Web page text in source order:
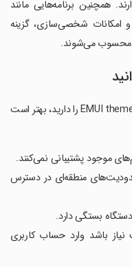
و امکانات شخصی‌سازی، گزینه
محسوب می‌شوند.
اگر قصد استفاده از EMUI themes for Huawei & Honor را دارید، بهتر است
موجود پشتیبانی نمی‌کنند.
منطقه‌ای در دسترس
باشد وارد حساب کاربری